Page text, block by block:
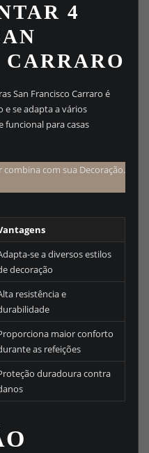
4
San Francisco Carraro é
e se adapta a vários
funcional para casas
se a diversos estilos
decoração
resistência e
maior conforto
as refeições
duradoura contra